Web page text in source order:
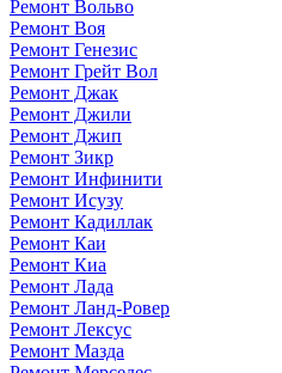
Ремонт Вольво
Ремонт Воя
Ремонт Генезис
Ремонт Грейт Вол
Ремонт Джак
Ремонт Джили
Ремонт Джип
Ремонт Зикр
Ремонт Инфинити
Ремонт Исузу
Ремонт Кадиллак
Ремонт Каи
Ремонт Киа
Ремонт Лада
Ремонт Ланд-Ровер
Ремонт Лексус
Ремонт Мазда